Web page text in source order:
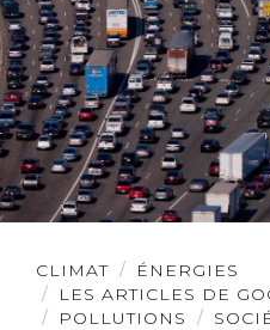
CLIMAT
ÉNERGIES
LES ARTICLES DE
POLLUTIONS
Lire
l'article